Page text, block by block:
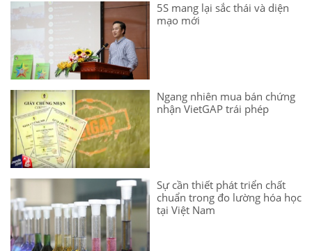
5S mang lại sắc thái và diện
mạo mới
Ngang nhiên mua bán chứng
nhận VietGAP trái phép
Sự cần thiết phát triển chất
chuẩn trong đo lường hóa học
tại Việt Nam